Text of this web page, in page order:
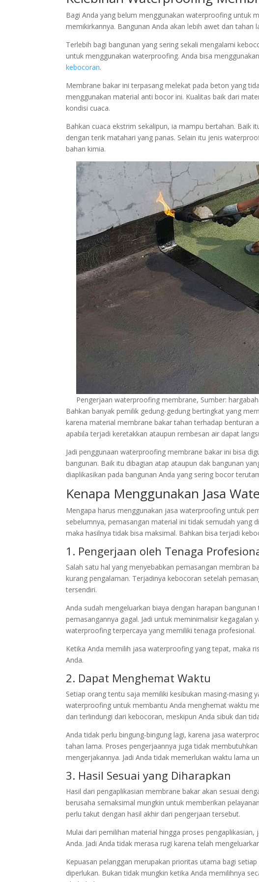
Bagi Anda yang belum menggunakan waterproofing untuk
memikirkannya. Bangunan Anda akan lebih awet dan tahan
Terlebih bagi bangunan yang sering sekali mengalami
untuk menggunakan waterproofing. Anda bisa
kebocoran.
Membrane bakar ini terpasang melekat pada beton yang
menggunakan material anti bocor ini. Kualitas baik dari
kondisi cuaca.
Bahkan cuaca ekstrim sekalipun, ia mampu bertahan. Baik
dengan terik matahari yang panas. Selain itu jenis
bahan kimia.
Pengerjaan waterproofing membrane, Sumber:
Bahkan banyak pemilik gedung-gedung bertingkat yang
karena material membrane bakar tahan terhadap benturan
apabila terjadi keretakkan ataupun rembesan air dapat
Jadi penggunaan waterproofing membrane bakar ini bisa
bangunan. Baik itu dibagian atap ataupun dak bangunan
diaplikasikan pada bangunan Anda yang sering bocor
Kenapa Menggunakan Jasa
Mengapa harus menggunakan jasa waterproofing untuk
sebelumnya, pemasangan material ini tidak semudah yang
maka hasilnya tidak bisa maksimal. Bahkan bisa terjadi
1. Pengerjaan oleh Tenaga
Salah satu hal yang menyebabkan pemasangan membran
kurang pengalaman. Terjadinya kebocoran setelah
tersendiri.
Anda sudah mengeluarkan biaya dengan harapan
pemasangannya gagal. Jadi untuk meminimalisir
waterproofing terpercaya yang memiliki tenaga profesional.
Ketika Anda memilih jasa waterproofing yang tepat, maka
Anda.
2. Dapat Menghemat Waktu
Setiap orang tentu saja memiliki kesibukan masing-masing
waterproofing untuk membantu Anda menghemat waktu
dan terlindungi dari kebocoran, meskipun Anda sibuk dan
Anda tidak perlu bingung-bingung lagi, karena jasa
tahan lama. Proses pengerjaannya juga tidak
mengerjakannya. Jadi Anda tidak memerlukan waktu lama
3. Hasil Sesuai yang Diharapkan
Hasil dari pengaplikasian membrane bakar akan sesuai
berusaha semaksimal mungkin untuk memberikan
perlu takut dengan hasil akhir dari pengerjaan tersebut.
Mulai dari pemilihan material hingga proses
Anda. Jadi Anda tidak merasa rugi karena telah
Kepuasan pelanggan merupakan prioritas utama bagi
diperlukan. Bukan tidak mungkin ketika Anda memilihnya